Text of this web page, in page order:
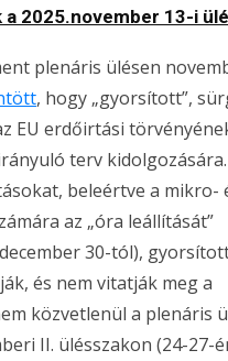
2025.november 13-i
plenáris ülésen
, hogy „gyorsított”,
EU erdőirtási
terv
beleértve a mikro-
az „óra leállítását”
30-tól),
és nem vitatják meg a
közvetlenül a plenáris
II. ülésszakon (24-27-